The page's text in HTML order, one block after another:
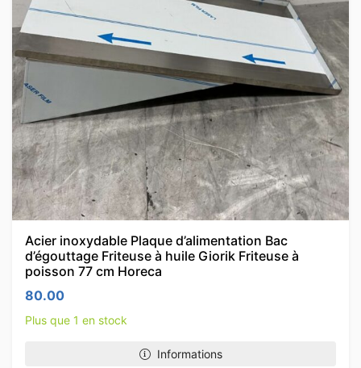
Acier inoxydable Plaque d’alimentation Bac
d’égouttage Friteuse à huile Giorik Friteuse à
poisson 77 cm Horeca
80.00
Plus que 1 en stock
Informations